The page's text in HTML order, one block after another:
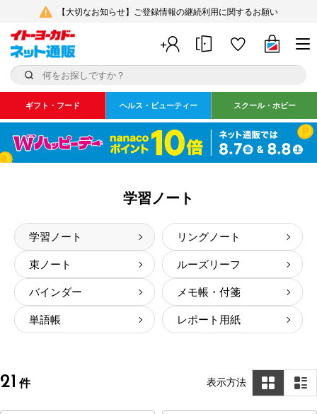
【大切なお知らせ】ご登録情報の継続利用に関するお願い
ギフト・フード ヘルス・ビューティー スクール・ホビー
学習ノート
学習ノート リングノート
束ノート ルーズリーフ
バインダー メモ帳・付箋
単語帳 レポート用紙
21 件 表示方法